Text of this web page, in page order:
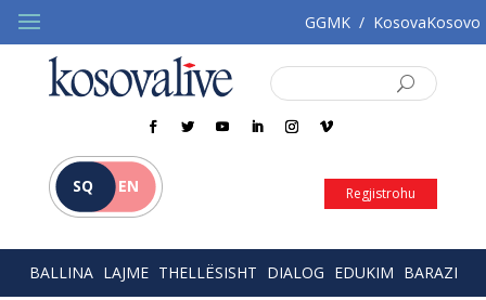
GGMK / KosovaKosovo
SQ EN Regjistrohu
BALLINA LAJME THELLËSISHT DIALOG EDUKIM BARAZI